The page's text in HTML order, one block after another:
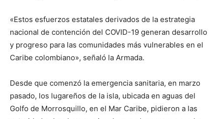
«Estos esfuerzos estatales derivados de la estrategia
nacional de contención del COVID-19 generan desarrollo
y progreso para las comunidades más vulnerables en el
Caribe colombiano», señaló la Armada.
Desde que comenzó la emergencia sanitaria, en marzo
pasado, los lugareños de la isla, ubicada en aguas del
Golfo de Morrosquillo, en el Mar Caribe, pidieron a las